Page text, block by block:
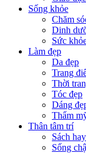
Sống khỏe
Chăm
Dinh
Sức
Làm đẹp
Da đẹp
Trang
Thời
Tóc đẹp
Dáng
Thẩm
Thân tâm trí
Sách hay
Sống